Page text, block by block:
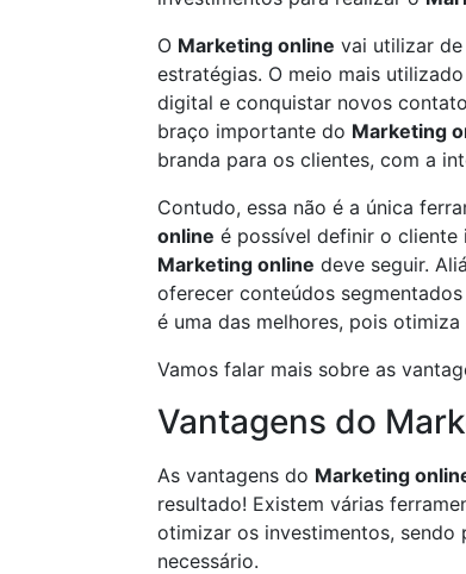
O Marketing online vai utilizar
estratégias. O meio mais
digital e conquistar novos
braço importante do Marketing
branda para os clientes, com a
Contudo, essa não é a única
online é possível definir o cliente
Marketing online deve seguir.
oferecer conteúdos
é uma das melhores, pois
Vamos falar mais sobre as
Vantagens do
As vantagens do Marketing
resultado! Existem várias
otimizar os investimentos, sendo
necessário.